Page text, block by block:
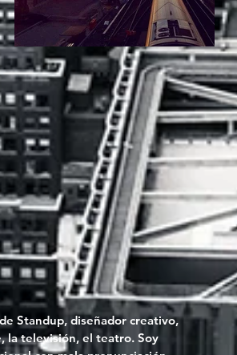
Standup, diseñador creativo,
la televisión, el teatro. Soy